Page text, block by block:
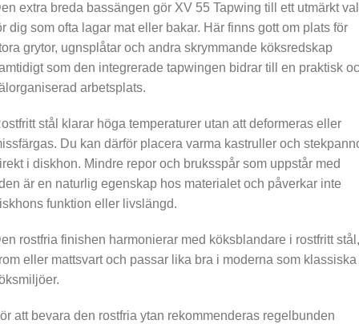
extra breda bassängen gör XV 55 Tapwing till ett utmärkt val
dig som ofta lagar mat eller bakar. Här finns gott om plats för
grytor, ugnsplåtar och andra skrymmande köksredskap
som den integrerade tapwingen bidrar till en praktisk
arbetsplats.
stål klarar höga temperaturer utan att deformeras eller
Du kan därför placera varma kastruller och
i diskhon. Mindre repor och bruksspår som uppstår med
är en naturlig egenskap hos materialet och påverkar inte
funktion eller livslängd.
rostfria finishen harmonierar med köksblandare i rostfritt stål,
eller mattsvart och passar lika bra i moderna som klassiska
att bevara den rostfria ytan rekommenderas regelbunden